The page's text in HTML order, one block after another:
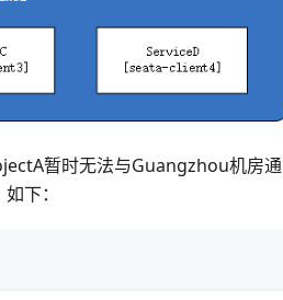
暂时无法与Guangzhou机房通
下：